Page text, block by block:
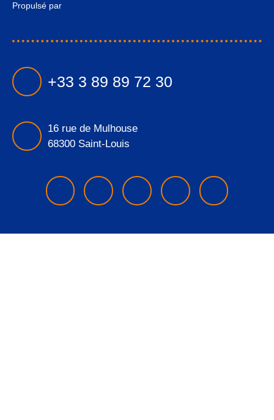
Propulsé par
+33 3 89 89 72 30
16 rue de Mulhouse
68300 Saint-Louis